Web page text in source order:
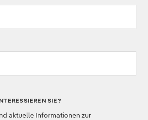
SIE?
aktuelle Informationen zur